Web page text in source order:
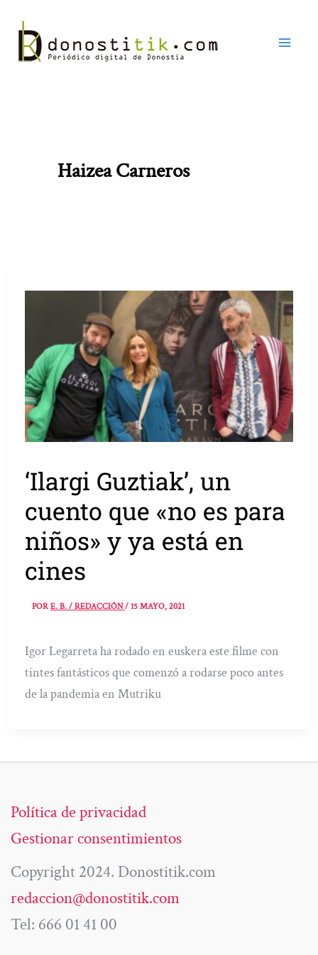
contenido
Haizea Carneros
‘Ilargi Guztiak’, un
cuento que «no es para
niños» y ya está en
cines
PORE. B. / REDACCIÓN/15 MAYO, 2021
Igor Legarreta ha rodado en euskera este filme con
tintes fantásticos que comenzó a rodarse poco antes
de la pandemia en Mutriku
Política de privacidad
Gestionar consentimientos
Copyright 2024. Donostitik.com
redaccion@donostitik.com
Tel: 666 01 41 00